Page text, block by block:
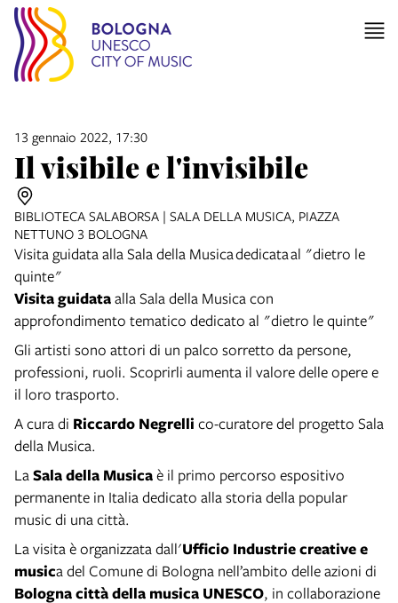
13 gennaio 2022, 17:30
Il visibile e l'invisibile
BIBLIOTECA SALABORSA | SALA DELLA MUSICA, PIAZZA
NETTUNO 3 BOLOGNA
Visita guidata alla Sala della Musica dedicata al "dietro le
quinte"
Visita guidataalla Sala della Musica con
approfondimento tematico dedicato al "dietro le quinte"
Gli artisti sono attori di un palco sorretto da persone,
professioni, ruoli. Scoprirli aumenta il valore delle opere e
il loro trasporto.
A cura di Riccardo Negrelli co-curatore del progetto Sala
della Musica.
La Sala della Musicaè il primo percorso espositivo
permanente in Italia dedicato alla storia della popular
music di una città.
La visita è organizzata dall'Ufficio Industrie creative e
musica del Comune di Bologna nell’ambito delle azioni di
Bologna città della musica UNESCO, in collaborazione